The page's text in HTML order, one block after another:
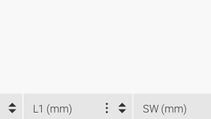
L1 (mm) SW (mm)